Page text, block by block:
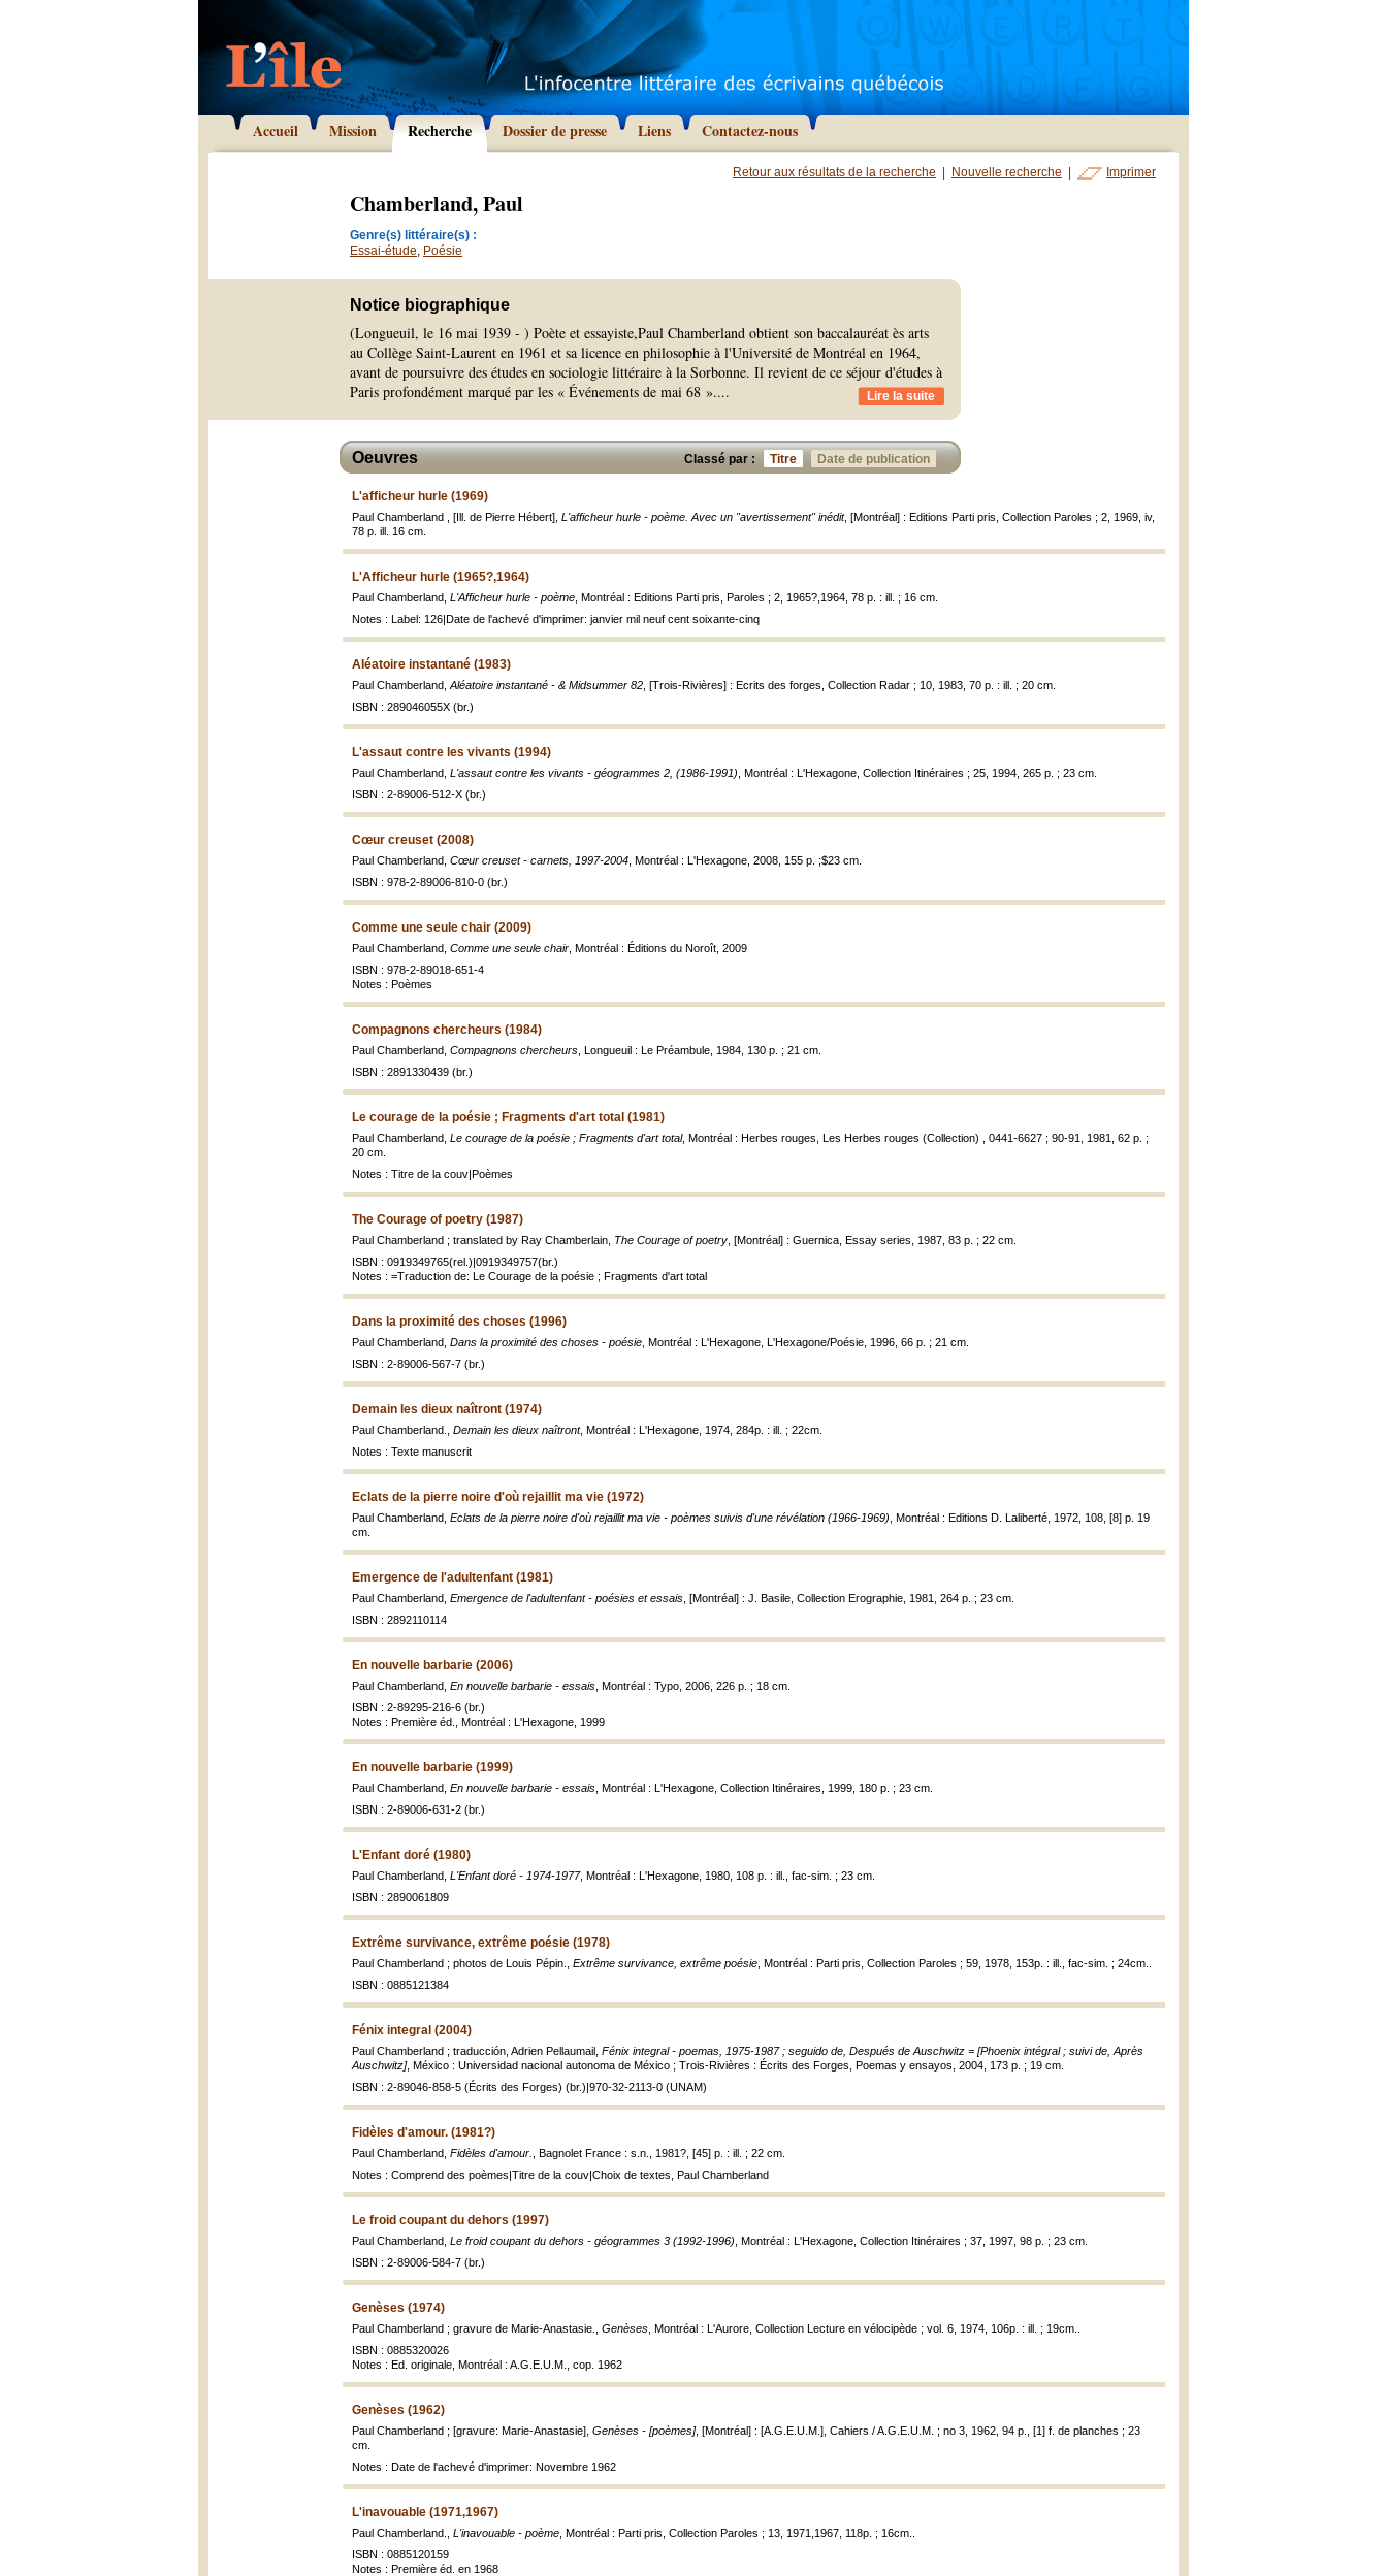
Accueil Mission Recherche Dossier de presse Liens Contactez-nous
Retour aux résultats de la recherche Nouvelle recherche Imprimer
Chamberland, Paul
Genre(s) littéraire(s) :
Essai-étude, Poésie
Notice biographique
(Longueuil, le 16 mai 1939 - ) Poète et essayiste,Paul Chamberland obtient son baccalauréat ès arts
au Collège Saint-Laurent en 1961 et sa licence en philosophie à l'Université de Montréal en 1964,
avant de poursuivre des études en sociologie littéraire à la Sorbonne. Il revient de ce séjour d'études à
Paris profondément marqué par les « Événements de mai 68 ».... Lire la suite
Classé par : Titre Date de publication
Oeuvres
L'afficheur hurle (1969)
Paul Chamberland , [Ill. de Pierre Hébert], L'afficheur hurle - poème. Avec un "avertissement" inédit, [Montréal] : Editions Parti pris, Collection Paroles ; 2, 1969, iv,
78 p. ill. 16 cm.
L'Afficheur hurle (1965?,1964)
Paul Chamberland, L'Afficheur hurle - poème , Montréal : Editions Parti pris, Paroles ; 2, 1965?,1964, 78 p. : ill. ; 16 cm.
Notes : Label: 126|Date de l'achevé d'imprimer: janvier mil neuf cent soixante-cinq
Aléatoire instantané (1983)
Paul Chamberland, Aléatoire instantané - & Midsummer 82 , [Trois-Rivières] : Ecrits des forges, Collection Radar ; 10, 1983, 70 p. : ill. ; 20 cm.
ISBN : 289046055X (br.)
L'assaut contre les vivants (1994)
Paul Chamberland, L'assaut contre les vivants - géogrammes 2, (1986-1991) , Montréal : L'Hexagone, Collection Itinéraires ; 25, 1994, 265 p. ; 23 cm.
ISBN : 2-89006-512-X (br.)
Cœur creuset (2008)
Paul Chamberland, Cœur creuset - carnets, 1997-2004 , Montréal : L'Hexagone, 2008, 155 p. ;$23 cm.
ISBN : 978-2-89006-810-0 (br.)
Comme une seule chair (2009)
Paul Chamberland, Comme une seule chair , Montréal : Éditions du Noroît, 2009
ISBN : 978-2-89018-651-4
Notes : Poèmes
Compagnons chercheurs (1984)
Paul Chamberland, Compagnons chercheurs , Longueuil : Le Préambule, 1984, 130 p. ; 21 cm.
ISBN : 2891330439 (br.)
Le courage de la poésie ; Fragments d'art total (1981)
Paul Chamberland, Le courage de la poésie ; Fragments d'art total, Montréal : Herbes rouges, Les Herbes rouges (Collection) , 0441-6627 ; 90-91, 1981, 62 p. ;
20 cm.
Notes : Titre de la couv|Poèmes
The Courage of poetry (1987)
Paul Chamberland ; translated by Ray Chamberlain, The Courage of poetry , [Montréal] : Guernica, Essay series, 1987, 83 p. ; 22 cm.
ISBN : 0919349765(rel.)|0919349757(br.)
Notes : =Traduction de: Le Courage de la poésie ; Fragments d'art total
Dans la proximité des choses (1996)
Paul Chamberland, Dans la proximité des choses - poésie , Montréal : L'Hexagone, L'Hexagone/Poésie, 1996, 66 p. ; 21 cm.
ISBN : 2-89006-567-7 (br.)
Demain les dieux naîtront (1974)
Paul Chamberland., Demain les dieux naîtront, Montréal : L'Hexagone, 1974, 284p. : ill. ; 22cm.
Notes : Texte manuscrit
Eclats de la pierre noire d'où rejaillit ma vie (1972)
Paul Chamberland, Eclats de la pierre noire d'où rejaillit ma vie - poèmes suivis d'une révélation (1966-1969) , Montréal : Editions D. Laliberté, 1972, 108, [8] p. 19
cm.
Emergence de l'adultenfant (1981)
Paul Chamberland, Emergence de l'adultenfant - poésies et essais , [Montréal] : J. Basile, Collection Erographie, 1981, 264 p. ; 23 cm.
ISBN : 2892110114
En nouvelle barbarie (2006)
Paul Chamberland, En nouvelle barbarie - essais , Montréal : Typo, 2006, 226 p. ; 18 cm.
ISBN : 2-89295-216-6 (br.)
Notes : Première éd., Montréal : L'Hexagone, 1999
En nouvelle barbarie (1999)
Paul Chamberland, En nouvelle barbarie - essais , Montréal : L'Hexagone, Collection Itinéraires, 1999, 180 p. ; 23 cm.
ISBN : 2-89006-631-2 (br.)
L'Enfant doré (1980)
Paul Chamberland, L'Enfant doré - 1974-1977, Montréal : L'Hexagone, 1980, 108 p. : ill., fac-sim. ; 23 cm.
ISBN : 2890061809
Extrême survivance, extrême poésie (1978)
Paul Chamberland ; photos de Louis Pépin., Extrême survivance, extrême poésie , Montréal : Parti pris, Collection Paroles ; 59, 1978, 153p. : ill., fac-sim. ; 24cm..
ISBN : 0885121384
Fénix integral (2004)
Paul Chamberland ; traducción, Adrien Pellaumail, Fénix integral - poemas, 1975-1987 ; seguido de, Después de Auschwitz = [Phoenix intégral ; suivi de, Après
Auschwitz], México : Universidad nacional autonoma de México ; Trois-Rivières : Écrits des Forges, Poemas y ensayos, 2004, 173 p. ; 19 cm.
ISBN : 2-89046-858-5 (Écrits des Forges) (br.)|970-32-2113-0 (UNAM)
Fidèles d'amour. (1981?)
Paul Chamberland, Fidèles d'amour.
, Bagnolet France : s.n., 1981?, [45] p. : ill. ; 22 cm.
Notes : Comprend des poèmes|Titre de la couv|Choix de textes, Paul Chamberland
Le froid coupant du dehors (1997)
Paul Chamberland, Le froid coupant du dehors - géogrammes 3 (1992-1996) , Montréal : L'Hexagone, Collection Itinéraires ; 37, 1997, 98 p. ; 23 cm.
ISBN : 2-89006-584-7 (br.)
Genèses (1974)
Paul Chamberland ; gravure de Marie-Anastasie., Genèses , Montréal : L'Aurore, Collection Lecture en vélocipède ; vol. 6, 1974, 106p. : ill. ; 19cm..
ISBN : 0885320026
Notes : Ed. originale, Montréal : A.G.E.U.M., cop. 1962
Genèses (1962)
Paul Chamberland ; [gravure: Marie-Anastasie], Genèses - [poèmes], [Montréal] : [A.G.E.U.M.], Cahiers / A.G.E.U.M. ; no 3, 1962, 94 p., [1] f. de planches ; 23
cm.
Notes : Date de l'achevé d'imprimer: Novembre 1962
L'inavouable (1971,1967)
Paul Chamberland., L'inavouable - poème , Montréal : Parti pris, Collection Paroles ; 13, 1971,1967, 118p. ; 16cm..
ISBN : 0885120159
Notes : Première éd. en 1968